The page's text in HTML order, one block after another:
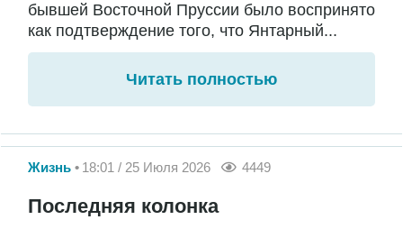
бывшей Восточной Пруссии было воспринято
как подтверждение того, что Янтарный...
Читать полностью
Жизнь 18:01 / 25 Июля 2026 4449
Последняя колонка